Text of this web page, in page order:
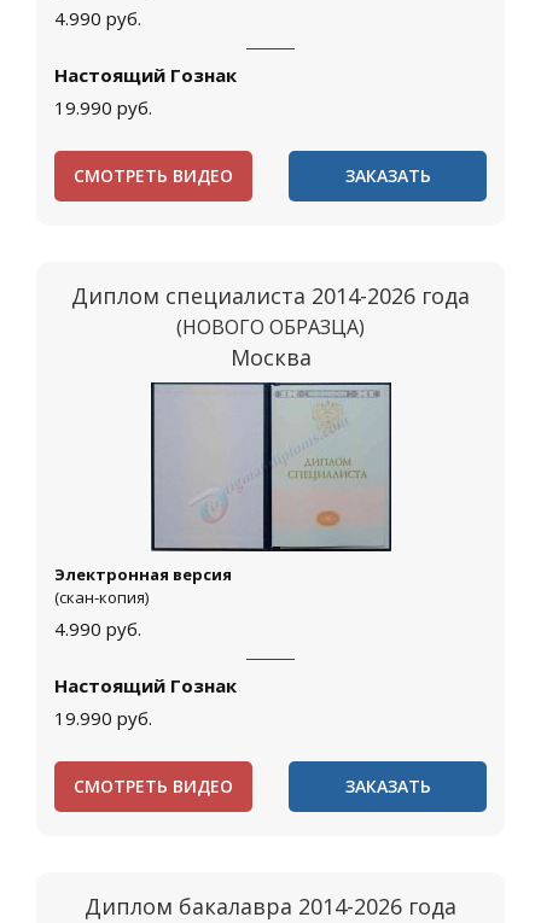
4.990 руб.
Настоящий Гознак
19.990 руб.
СМОТРЕТЬ ВИДЕО ЗАКАЗАТЬ
Диплом специалиста 2014-2026 года
(НОВОГО ОБРАЗЦА)
Москва
Электронная версия
(скан-копия)
4.990 руб.
Настоящий Гознак
19.990 руб.
СМОТРЕТЬ ВИДЕО ЗАКАЗАТЬ
Диплом бакалавра 2014-2026 года